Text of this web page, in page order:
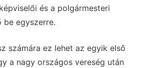
és a polgármesteri
egyszerre.
számára ez lehet az egyik első
a nagy országos vereség után